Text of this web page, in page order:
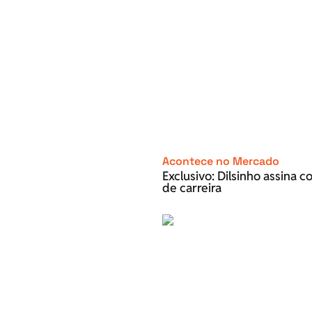
Acontece no Mercado
Exclusivo: Dilsinho assina
de carreira